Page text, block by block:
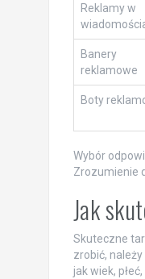
Reklamy w
Banery
reklamowe
Boty
Wybór
Zrozumienie
Jak
Skuteczne
zrobić,
jak wiek,